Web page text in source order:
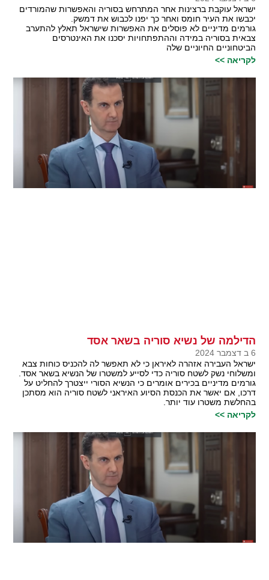
ישראל עוקבת ברצינות אחר המתרחש בסוריה והאפשרות שהמורדים
יכבשו את העיר חומס ואחר כך יפנו לכבוש את דמשק.
גורמים מדיניים לא פוסלים את האפשרות שישראל תאלץ להתערב
צבאית בסוריה במידה וההתפתחויות יסכנו את האינטרסים
הביטחוניים החיוניים שלה
לקריאה >>
הדילמה של נשיא סוריה בשאר אסד
6 ב דצמבר 2024
ישראל העבירה אזהרה לאיראן כי לא תאפשר לה להכניס כוחות צבא
ומשלוחי נשק לשטח סוריה כדי לסייע למשטרו של הנשיא בשאר אסד.
גורמים מדיניים בכירים אומרים כי הנשיא הסורי ייצטרך להחליט על
דרכו, אם יאשר את הכנסת הסיוע האיראני לשטח סוריה הוא מסתכן
בהחלשת משטרו עוד יותר.
לקריאה >>